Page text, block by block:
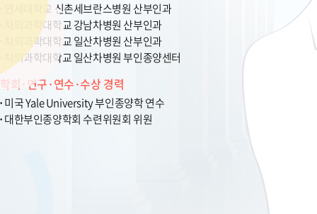
연세대학교 신촌세브란스병원 산부인과
차의과학대학교 강남차병원 산부인과
차의과학대학교 일산차병원 산부인과
차의과학대학교 일산차병원 부인종양센터
학회·연구·연수·수상 경력
미국 Yale University 부인종양학 연수
대한부인종양학회 수련위원회 위원